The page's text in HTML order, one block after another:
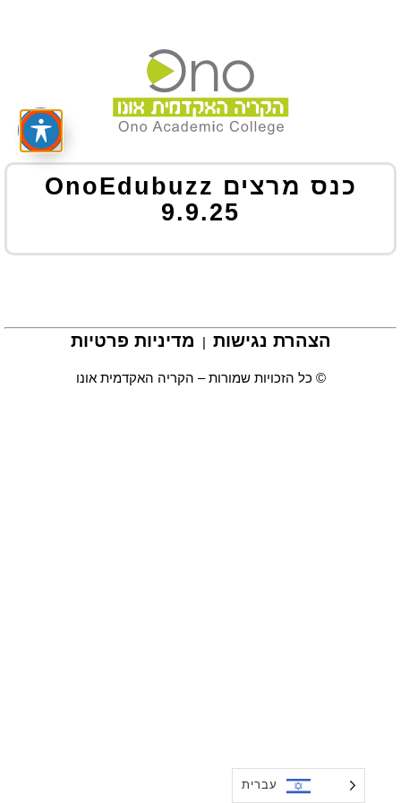
כנס מרצים OnoEdubuzz
9.9.25
הצהרת נגישות | מדיניות פרטיות
© כל הזכויות שמורות – הקריה האקדמית אונו
עברית